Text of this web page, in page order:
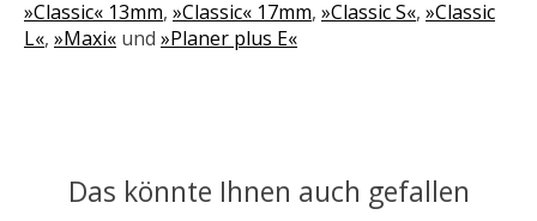
»Classic« 13mm, »Classic« 17mm, »Classic S«, »Classic
L«, »Maxi« und »Planer plus E«
Das könnte Ihnen auch gefallen